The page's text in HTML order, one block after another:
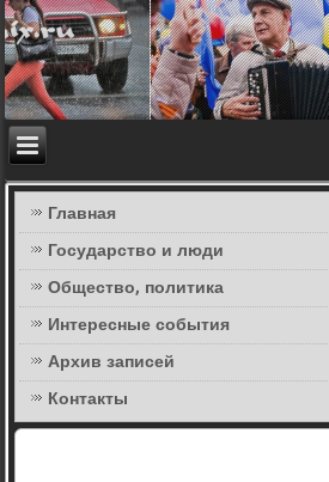
Главная
Государство и люди
Общество, политика
Интересные события
Архив записей
Контакты